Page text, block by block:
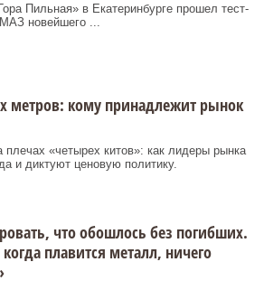
Пильная» в Екатеринбурге прошел тест-
новейшего ...
метров: кому принадлежит рынок
плечах «четырех китов»: как лидеры рынка
и диктуют ценовую политику.
что обошлось без погибших.
плавится металл, ничего